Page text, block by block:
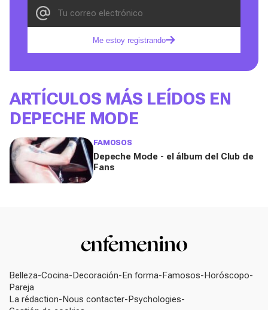
Me estoy registrando
ARTÍCULOS MÁS LEÍDOS EN
DEPECHE MODE
FAMOSOS
Depeche Mode - el álbum del Club de
Fans
Belleza Cocina Decoración En forma Famosos Horóscopo
Pareja
La rédaction Nous contacter Psychologies